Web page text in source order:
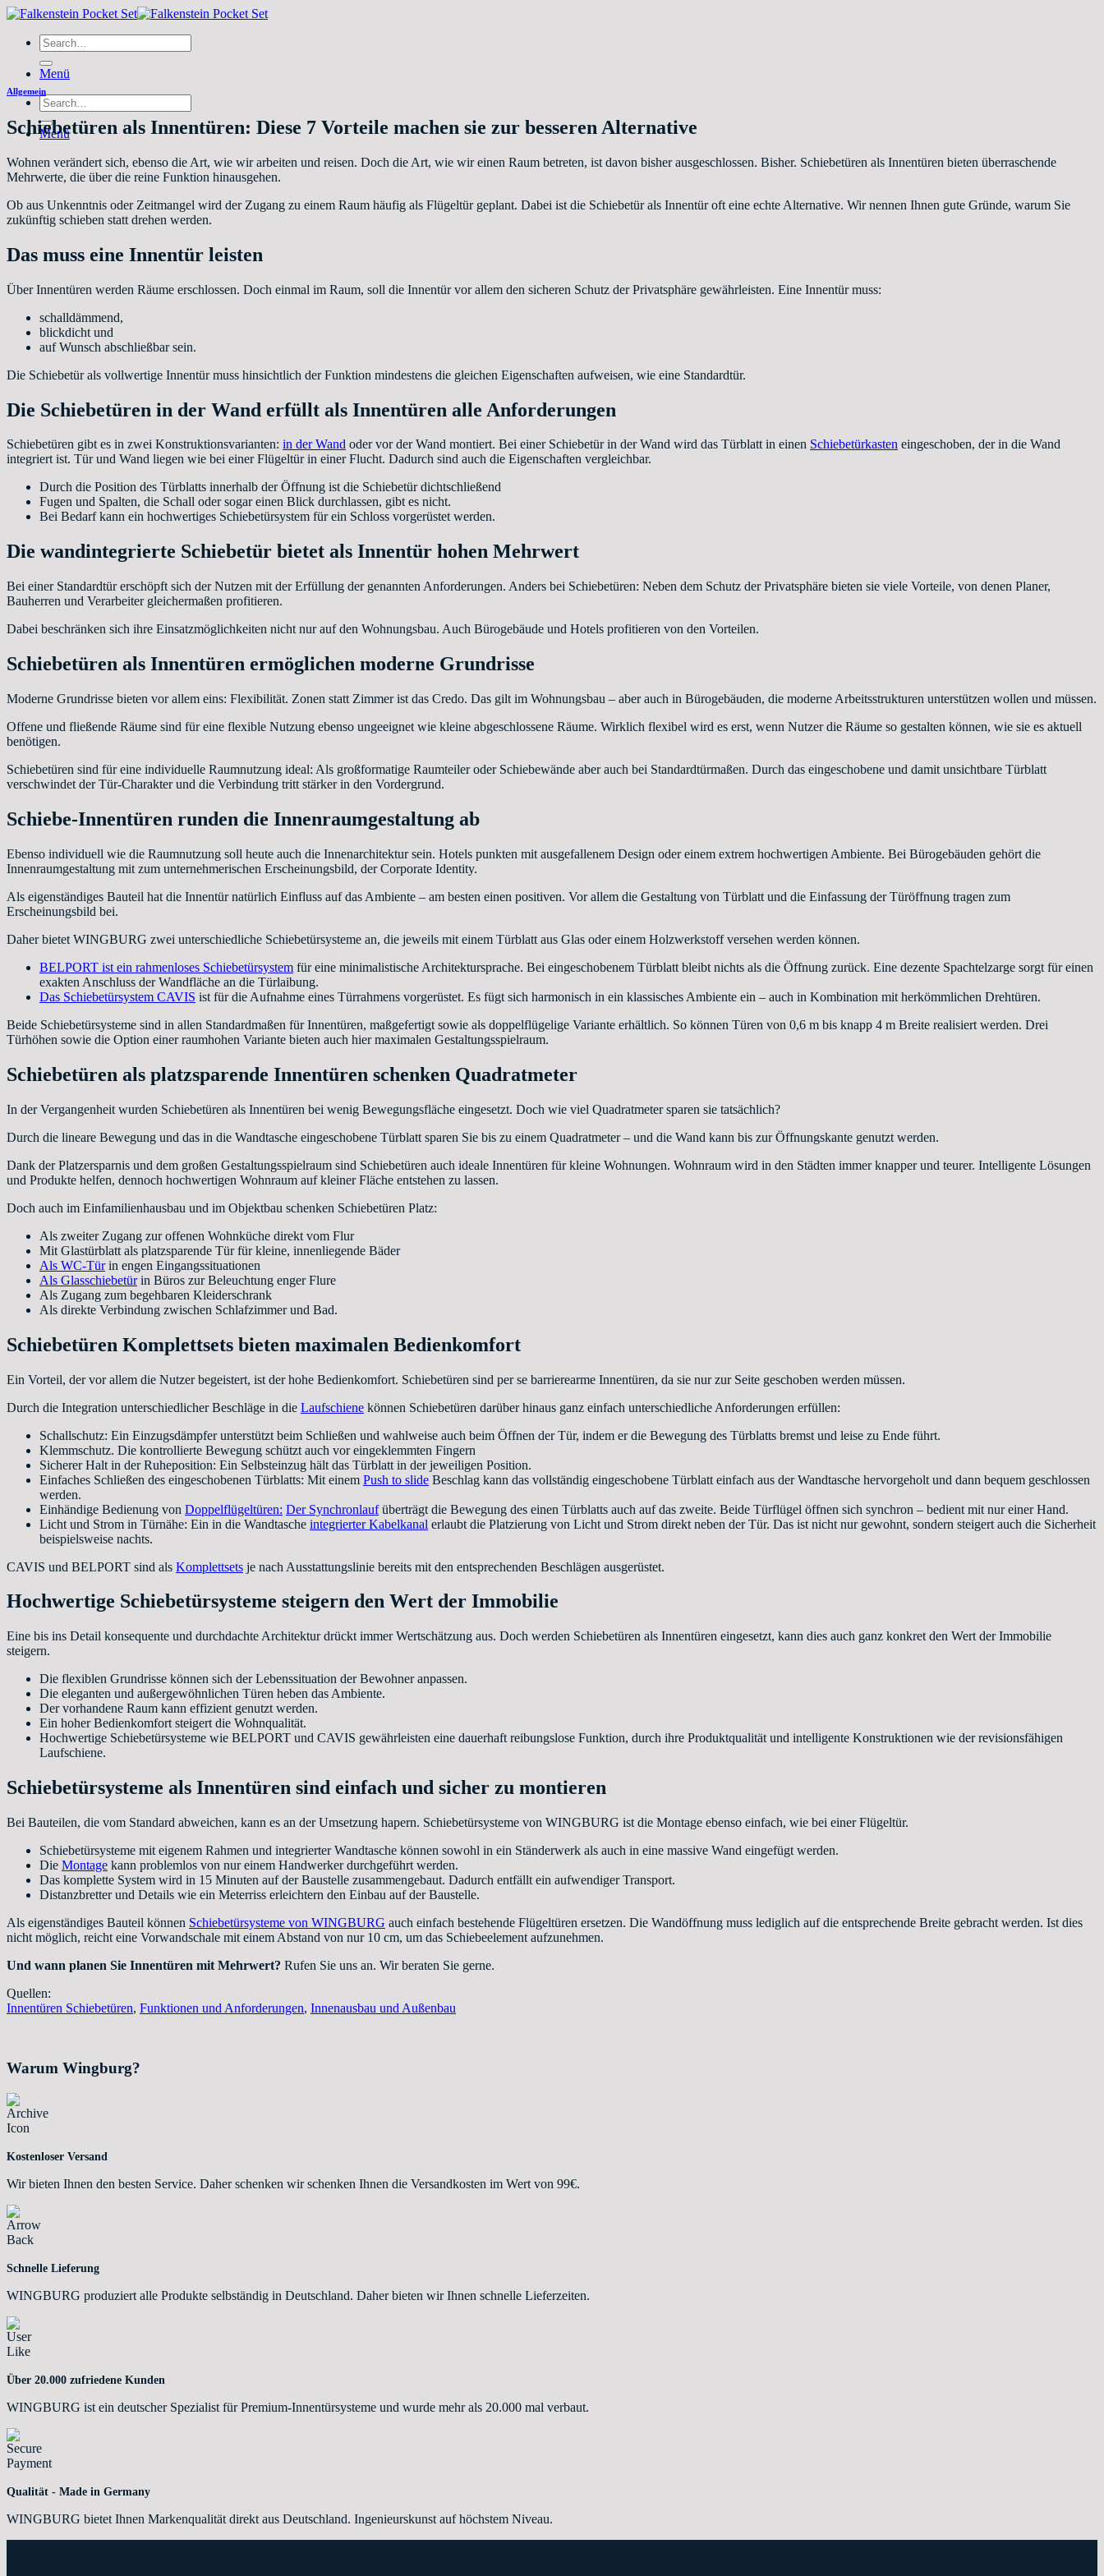
Zum
springenSearch
for:
Menü
Search
for:
Menü
Allgemein
Schiebetüren als Innentüren: Diese 7 Vorteile machen sie zur besseren Alternative
Wohnen verändert sich, ebenso die Art, wie wir arbeiten und reisen. Doch die Art, wie wir einen Raum betreten, ist davon bisher ausgeschlossen. Bisher. Schiebetüren als Innentüren bieten überraschende
Mehrwerte, die über die reine Funktion hinausgehen.
Ob aus Unkenntnis oder Zeitmangel wird der Zugang zu einem Raum häufig als Flügeltür geplant. Dabei ist die Schiebetür als Innentür oft eine echte Alternative. Wir nennen Ihnen gute Gründe, warum Sie
zukünftig schieben statt drehen werden.
Das muss eine Innentür leisten
Über Innentüren werden Räume erschlossen. Doch einmal im Raum, soll die Innentür vor allem den sicheren Schutz der Privatsphäre gewährleisten. Eine Innentür muss:
schalldämmend,
blickdicht und
auf Wunsch abschließbar sein.
Die Schiebetür als vollwertige Innentür muss hinsichtlich der Funktion mindestens die gleichen Eigenschaften aufweisen, wie eine Standardtür.
Die Schiebetüren in der Wand erfüllt als Innentüren alle Anforderungen
Schiebetüren gibt es in zwei Konstruktionsvarianten: in der Wand oder vor der Wand montiert. Bei einer Schiebetür in der Wand wird das Türblatt in einen Schiebetürkasten eingeschoben, der in die Wand
integriert ist. Tür und Wand liegen wie bei einer Flügeltür in einer Flucht. Dadurch sind auch die Eigenschaften vergleichbar.
Durch die Position des Türblatts innerhalb der Öffnung ist die Schiebetür dichtschließend
Fugen und Spalten, die Schall oder sogar einen Blick durchlassen, gibt es nicht.
Bei Bedarf kann ein hochwertiges Schiebetürsystem für ein Schloss vorgerüstet werden.
Die wandintegrierte Schiebetür bietet als Innentür hohen Mehrwert
Bei einer Standardtür erschöpft sich der Nutzen mit der Erfüllung der genannten Anforderungen. Anders bei Schiebetüren: Neben dem Schutz der Privatsphäre bieten sie viele Vorteile, von denen Planer,
Bauherren und Verarbeiter gleichermaßen profitieren.
Dabei beschränken sich ihre Einsatzmöglichkeiten nicht nur auf den Wohnungsbau. Auch Bürogebäude und Hotels profitieren von den Vorteilen.
Schiebetüren als Innentüren ermöglichen moderne Grundrisse
Moderne Grundrisse bieten vor allem eins: Flexibilität. Zonen statt Zimmer ist das Credo. Das gilt im Wohnungsbau – aber auch in Bürogebäuden, die moderne Arbeitsstrukturen unterstützen wollen und müssen.
Offene und fließende Räume sind für eine flexible Nutzung ebenso ungeeignet wie kleine abgeschlossene Räume. Wirklich flexibel wird es erst, wenn Nutzer die Räume so gestalten können, wie sie es aktuell
benötigen.
Schiebetüren sind für eine individuelle Raumnutzung ideal: Als großformatige Raumteiler oder Schiebewände aber auch bei Standardtürmaßen. Durch das eingeschobene und damit unsichtbare Türblatt
verschwindet der Tür-Charakter und die Verbindung tritt stärker in den Vordergrund.
Schiebe-Innentüren runden die Innenraumgestaltung ab
Ebenso individuell wie die Raumnutzung soll heute auch die Innenarchitektur sein. Hotels punkten mit ausgefallenem Design oder einem extrem hochwertigen Ambiente. Bei Bürogebäuden gehört die
Innenraumgestaltung mit zum unternehmerischen Erscheinungsbild, der Corporate Identity.
Als eigenständiges Bauteil hat die Innentür natürlich Einfluss auf das Ambiente – am besten einen positiven. Vor allem die Gestaltung von Türblatt und die Einfassung der Türöffnung tragen zum
Erscheinungsbild bei.
Daher bietet WINGBURG zwei unterschiedliche Schiebetürsysteme an, die jeweils mit einem Türblatt aus Glas oder einem Holzwerkstoff versehen werden können.
BELPORT ist ein rahmenloses Schiebetürsystem für eine minimalistische Architektursprache. Bei eingeschobenem Türblatt bleibt nichts als die Öffnung zurück. Eine dezente Spachtelzarge sorgt für einen
exakten Anschluss der Wandfläche an die Türlaibung.
Das Schiebetürsystem CAVIS ist für die Aufnahme eines Türrahmens vorgerüstet. Es fügt sich harmonisch in ein klassisches Ambiente ein – auch in Kombination mit herkömmlichen Drehtüren.
Beide Schiebetürsysteme sind in allen Standardmaßen für Innentüren, maßgefertigt sowie als doppelflügelige Variante erhältlich. So können Türen von 0,6 m bis knapp 4 m Breite realisiert werden. Drei
Türhöhen sowie die Option einer raumhohen Variante bieten auch hier maximalen Gestaltungsspielraum.
Schiebetüren als platzsparende Innentüren schenken Quadratmeter
In der Vergangenheit wurden Schiebetüren als Innentüren bei wenig Bewegungsfläche eingesetzt. Doch wie viel Quadratmeter sparen sie tatsächlich?
Durch die lineare Bewegung und das in die Wandtasche eingeschobene Türblatt sparen Sie bis zu einem Quadratmeter – und die Wand kann bis zur Öffnungskante genutzt werden.
Dank der Platzersparnis und dem großen Gestaltungsspielraum sind Schiebetüren auch ideale Innentüren für kleine Wohnungen. Wohnraum wird in den Städten immer knapper und teurer. Intelligente Lösungen
und Produkte helfen, dennoch hochwertigen Wohnraum auf kleiner Fläche entstehen zu lassen.
Doch auch im Einfamilienhausbau und im Objektbau schenken Schiebetüren Platz:
Als zweiter Zugang zur offenen Wohnküche direkt vom Flur
Mit Glastürblatt als platzsparende Tür für kleine, innenliegende Bäder
Als WC-Türin engen Eingangssituationen
Als Glasschiebetürin Büros zur Beleuchtung enger Flure
Als Zugang zum begehbaren Kleiderschrank
Als direkte Verbindung zwischen Schlafzimmer und Bad.
Schiebetüren Komplettsets bieten maximalen Bedienkomfort
Ein Vorteil, der vor allem die Nutzer begeistert, ist der hohe Bedienkomfort. Schiebetüren sind per se barrierearme Innentüren, da sie nur zur Seite geschoben werden müssen.
Durch die Integration unterschiedlicher Beschläge in die Laufschiene können Schiebetüren darüber hinaus ganz einfach unterschiedliche Anforderungen erfüllen:
Schallschutz: Ein Einzugsdämpfer unterstützt beim Schließen und wahlweise auch beim Öffnen der Tür, indem er die Bewegung des Türblatts bremst und leise zu Ende führt.
Klemmschutz. Die kontrollierte Bewegung schützt auch vor eingeklemmten Fingern
Sicherer Halt in der Ruheposition: Ein Selbsteinzug hält das Türblatt in der jeweiligen Position.
Einfaches Schließen des eingeschobenen Türblatts: Mit einem Push to slide Beschlag kann das vollständig eingeschobene Türblatt einfach aus der Wandtasche hervorgeholt und dann bequem geschlossen
werden.
Einhändige Bedienung von Doppelflügeltüren: Der Synchronlaufüberträgt die Bewegung des einen Türblatts auch auf das zweite. Beide Türflügel öffnen sich synchron – bedient mit nur einer Hand.
Licht und Strom in Türnähe: Ein in die Wandtasche integrierter Kabelkanal erlaubt die Platzierung von Licht und Strom direkt neben der Tür. Das ist nicht nur gewohnt, sondern steigert auch die Sicherheit
beispielsweise nachts.
CAVIS und BELPORT sind als Komplettsets je nach Ausstattungslinie bereits mit den entsprechenden Beschlägen ausgerüstet.
Hochwertige Schiebetürsysteme steigern den Wert der Immobilie
Eine bis ins Detail konsequente und durchdachte Architektur drückt immer Wertschätzung aus. Doch werden Schiebetüren als Innentüren eingesetzt, kann dies auch ganz konkret den Wert der Immobilie
steigern.
Die flexiblen Grundrisse können sich der Lebenssituation der Bewohner anpassen.
Die eleganten und außergewöhnlichen Türen heben das Ambiente.
Der vorhandene Raum kann effizient genutzt werden.
Ein hoher Bedienkomfort steigert die Wohnqualität.
Hochwertige Schiebetürsysteme wie BELPORT und CAVIS gewährleisten eine dauerhaft reibungslose Funktion, durch ihre Produktqualität und intelligente Konstruktionen wie der revisionsfähigen
Laufschiene.
Schiebetürsysteme als Innentüren sind einfach und sicher zu montieren
Bei Bauteilen, die vom Standard abweichen, kann es an der Umsetzung hapern. Schiebetürsysteme von WINGBURG ist die Montage ebenso einfach, wie bei einer Flügeltür.
Schiebetürsysteme mit eigenem Rahmen und integrierter Wandtasche können sowohl in ein Ständerwerk als auch in eine massive Wand eingefügt werden.
Die Montage kann problemlos von nur einem Handwerker durchgeführt werden.
Das komplette System wird in 15 Minuten auf der Baustelle zusammengebaut. Dadurch entfällt ein aufwendiger Transport.
Distanzbretter und Details wie ein Meterriss erleichtern den Einbau auf der Baustelle.
Als eigenständiges Bauteil können Schiebetürsysteme von WINGBURG auch einfach bestehende Flügeltüren ersetzen. Die Wandöffnung muss lediglich auf die entsprechende Breite gebracht werden. Ist dies
nicht möglich, reicht eine Vorwandschale mit einem Abstand von nur 10 cm, um das Schiebeelement aufzunehmen.
Und wann planen Sie Innentüren mit Mehrwert? Rufen Sie uns an. Wir beraten Sie gerne.
Quellen:
Innentüren Schiebetüren, Funktionen und Anforderungen, Innenausbau und Außenbau
Warum Wingburg?
Kostenloser Versand
Wir bieten Ihnen den besten Service. Daher schenken wir schenken Ihnen die Versandkosten im Wert von 99€.
Schnelle Lieferung
WINGBURG produziert alle Produkte selbständig in Deutschland. Daher bieten wir Ihnen schnelle Lieferzeiten.
Über 20.000 zufriedene Kunden
WINGBURG ist ein deutscher Spezialist für Premium-Innentürsysteme und wurde mehr als 20.000 mal verbaut.
Qualität - Made in Germany
WINGBURG bietet Ihnen Markenqualität direkt aus Deutschland. Ingenieurskunst auf höchstem Niveau.